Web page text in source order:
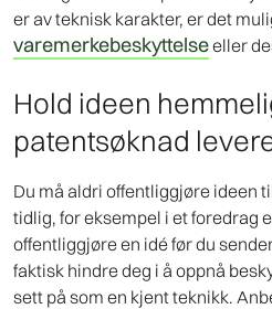
er av teknisk karakter, er det
varemerkebeskyttelseeller
Hold ideen
patentsøknad
Du må aldri offentliggjøre ideen
tidlig, for eksempel i et foredrag
offentliggjøre en idé før du
faktisk hindre deg i å oppnå
sett på som en kjent teknikk.